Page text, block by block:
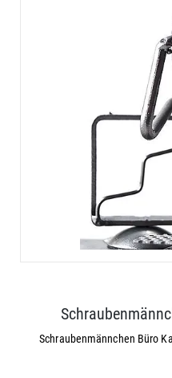
Schraubenmännchen Büro